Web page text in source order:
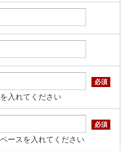
必須
入れてください
必須
ースを入れてください